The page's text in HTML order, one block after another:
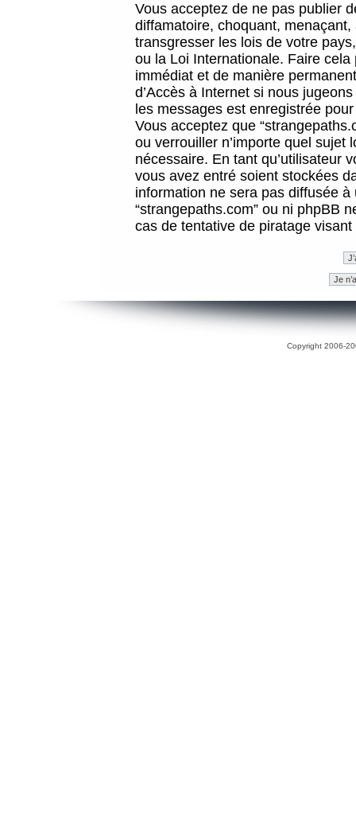
Vous acceptez de ne pas publier
diffamatoire, choquant,
transgresser les lois de votre
ou la Loi Internationale. Faire
immédiat et de manière
d’Accès à Internet si nous
les messages est enregistrée
Vous acceptez que
ou verrouiller n’importe quel sujet
nécessaire. En tant qu’utilisateur
vous avez entré soient stockées
information ne sera pas diffusée
“strangepaths.com” ou ni phpBB
cas de tentative de piratage
Copyright 2006-